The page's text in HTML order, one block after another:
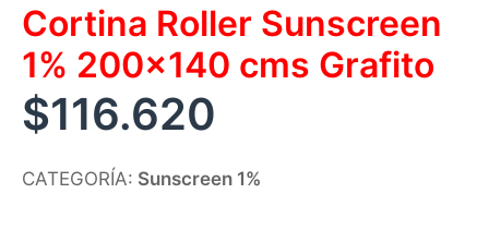
Cortina Roller Sunscreen
1% 200×140 cms Grafito
$116.620
CATEGORÍA: Sunscreen 1%